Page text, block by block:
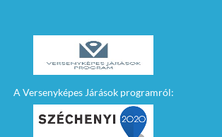
A Versenyképes Járások programról: